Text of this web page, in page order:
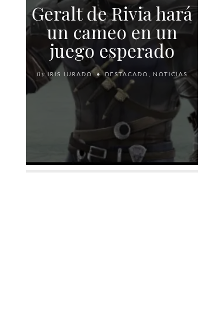
Geralt de Rivia hará
un cameo en un
juego esperado
By IRIS JURADO DESTACADO NOTICIAS